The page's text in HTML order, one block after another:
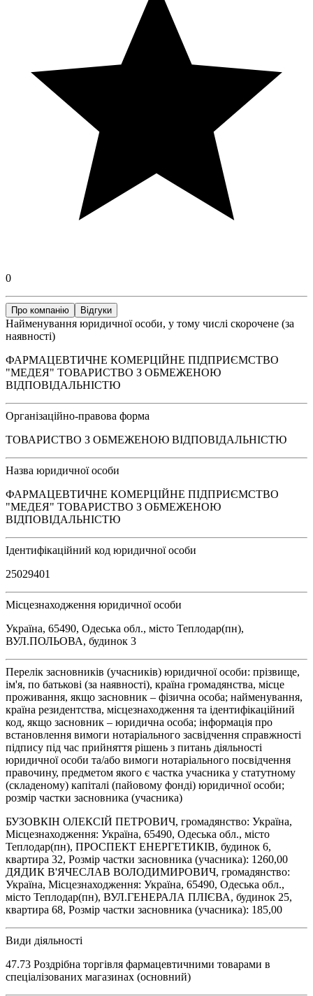
0
Про компанію Відгуки
Найменування юридичної особи, у тому числі скорочене (за
наявності)
ФАРМАЦЕВТИЧНЕ КОМЕРЦІЙНЕ ПІДПРИЄМСТВО
"МЕДЕЯ" ТОВАРИСТВО З ОБМЕЖЕНОЮ
ВІДПОВІДАЛЬНІСТЮ
Організаційно-правова форма
ТОВАРИСТВО З ОБМЕЖЕНОЮ ВІДПОВІДАЛЬНІСТЮ
Назва юридичної особи
ФАРМАЦЕВТИЧНЕ КОМЕРЦІЙНЕ ПІДПРИЄМСТВО
"МЕДЕЯ" ТОВАРИСТВО З ОБМЕЖЕНОЮ
ВІДПОВІДАЛЬНІСТЮ
Ідентифікаційний код юридичної особи
25029401
Місцезнаходження юридичної особи
Україна, 65490, Одеська обл., місто Теплодар(пн),
ВУЛ.ПОЛЬОВА, будинок 3
Перелік засновників (учасників) юридичної особи: прізвище,
ім'я, по батькові (за наявності), країна громадянства, місце
проживання, якщо засновник – фізична особа; найменування,
країна резидентства, місцезнаходження та ідентифікаційний
код, якщо засновник – юридична особа; інформація про
встановлення вимоги нотаріального засвідчення справжності
підпису під час прийняття рішень з питань діяльності
юридичної особи та/або вимоги нотаріального посвідчення
правочину, предметом якого є частка учасника у статутному
(складеному) капіталі (пайовому фонді) юридичної особи;
розмір частки засновника (учасника)
БУЗОВКІН ОЛЕКСІЙ ПЕТРОВИЧ, громадянство: Україна,
Місцезнаходження: Україна, 65490, Одеська обл., місто
Теплодар(пн), ПРОСПЕКТ ЕНЕРГЕТИКІВ, будинок 6,
квартира 32, Розмір частки засновника (учасника): 1260,00
ДЯДИК В'ЯЧЕСЛАВ ВОЛОДИМИРОВИЧ, громадянство:
Україна, Місцезнаходження: Україна, 65490, Одеська обл.,
місто Теплодар(пн), ВУЛ.ГЕНЕРАЛА ПЛІЄВА, будинок 25,
квартира 68, Розмір частки засновника (учасника): 185,00
Види діяльності
47.73 Роздрібна торгівля фармацевтичними товарами в
спеціалізованих магазинах (основний)